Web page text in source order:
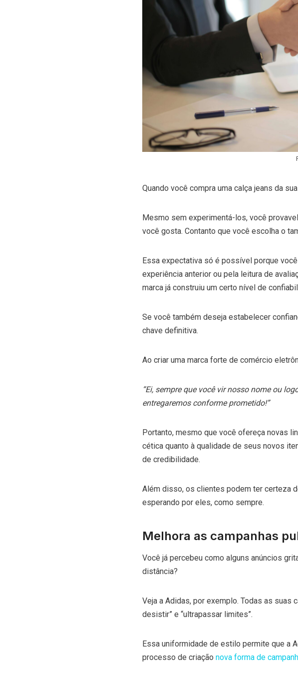
Quando você compra uma calça jeans da
Mesmo sem experimentá-los, você
você gosta. Contanto que você escolha o
Essa expectativa só é possível porque
experiência anterior ou pela leitura de
marca já construiu um certo nível de
Se você também deseja estabelecer
chave definitiva.
Ao criar uma marca forte de comércio
“Ei, sempre que você vir nosso nome ou
entregaremos conforme prometido!”
Portanto, mesmo que você ofereça novas
cética quanto à qualidade de seus novos
de credibilidade.
Além disso, os clientes podem ter certeza
esperando por eles, como sempre.
Melhora as campanhas
Você já percebeu como alguns anúncios
distância?
Veja a Adidas, por exemplo. Todas as suas
desistir” e “ultrapassar limites”.
Essa uniformidade de estilo permite que a
processo de criação nova forma de